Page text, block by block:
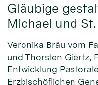
Gläubige
Michael und
Veronika Bräu vom
und Thorsten Giertz,
Entwicklung
Erzbischöflichen